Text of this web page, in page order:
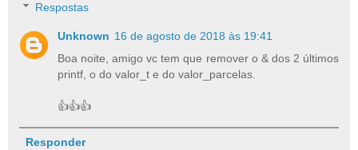
Respostas
Unknown 16 de agosto de 2018 às 19:41
Boa noite, amigo vc tem que remover o & dos 2 últimos
printf, o do valor_t e do valor_parcelas.
👍👍👍
Responder